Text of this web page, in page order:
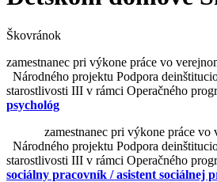
Škovránok
zamestnanec pri výkone práce vo
Národného projektu Podpora
starostlivosti III v rámci Operačného
psychológ
zamestnanec pri výkone práce vo
Národného projektu Podpora
starostlivosti III v rámci Operačného
sociálny pracovník / asistent sociálnej